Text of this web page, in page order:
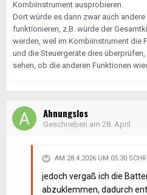
Kombiinstrument ausprobieren.
Dort würde es dann zwar auch
funktionieren, z.B. würde der
werden, weil im Kombiinstrument die
und die Steuergeräte dies
sehen, ob die anderen Funktionen
Ahnungslos
Geschrieben am 28. April
AM 28.4.2026 UM 05:30
jedoch vergaß ich die
abzuklemmen, dadurch